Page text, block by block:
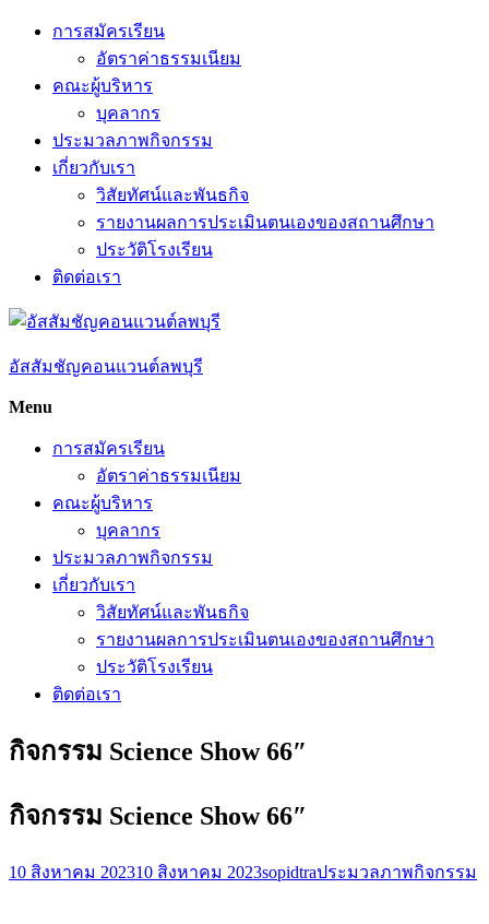
Skip
การสมัครเรียน
อัตราค่าธรรมเนียม
คณะผู้บริหาร
บุคลากร
ประมวลภาพกิจกรรม
เกี่ยวกับเรา
วิสัยทัศน์และพันธกิจ
รายงานผลการประเมินตนเองของสถานศึกษา
ประวัติโรงเรียน
ติดต่อเรา
อัสสัมชัญคอนแวนต์ลพบุรี
Menu
การสมัครเรียน
อัตราค่าธรรมเนียม
คณะผู้บริหาร
บุคลากร
ประมวลภาพกิจกรรม
เกี่ยวกับเรา
วิสัยทัศน์และพันธกิจ
รายงานผลการประเมินตนเองของสถานศึกษา
ประวัติโรงเรียน
ติดต่อเรา
กิจกรรม Science Show 66″
กิจกรรม Science Show 66″
10 สิงหาคม 202310 สิงหาคม 2023sopidtraประมวลภาพกิจกรรม